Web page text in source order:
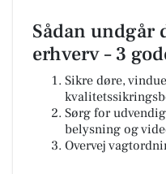
Sådan undgår
erhverv – 3
Sikre døre,
Sørg for
belysning og
Overvej